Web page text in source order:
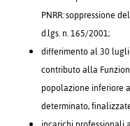
PNRR: soppressione
d.lgs. n. 165/2001;
differimento al 30
contributo alla
popolazione inferiore
determinato,